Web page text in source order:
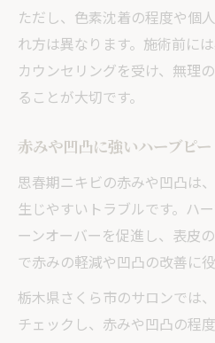
ただし、色素沈着の程度や個
れ方は異なります。施術前に
カウンセリングを受け、無理
ることが大切です。
赤みや凹凸に強いハーブピ
思春期ニキビの赤みや凹凸は
生じやすいトラブルです。ハ
ーンオーバーを促進し、表皮
で赤みの軽減や凹凸の改善に役
栃木県さくら市のサロンでは
チェックし、赤みや凹凸の程